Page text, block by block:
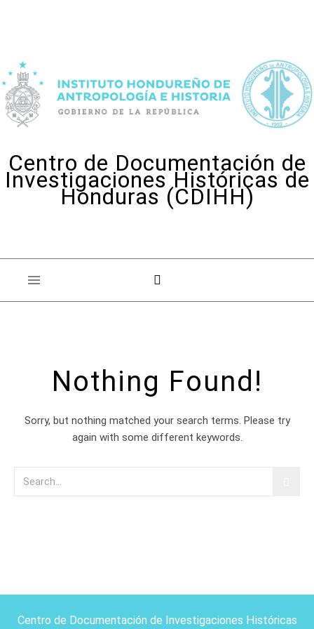
Centro de Documentación de
Investigaciones Históricas de
Honduras (CDIHH)
Nothing Found!
Sorry, but nothing matched your search terms. Please try
again with some different keywords.
Centro de Documentación de Investigaciones Históricas